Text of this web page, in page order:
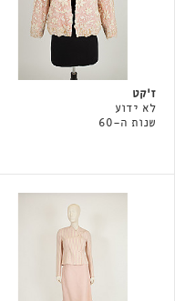
ז'קט
לא ידוע
שנות ה-60